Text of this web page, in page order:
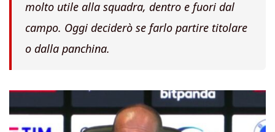
molto utile alla squadra, dentro e fuori dal
campo. Oggi deciderò se farlo partire titolare
o dalla panchina.